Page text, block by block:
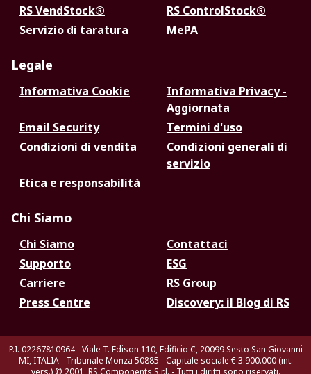
RS VendStock®
RS ControlStock®
Servizio di taratura
MePA
Legale
Informativa Cookie
Informativa Privacy -
Aggiornata
Email Security
Termini d'uso
Condizioni di vendita
Condizioni generali di
servizio
Etica e responsabilità
Chi Siamo
Chi Siamo
Contattaci
Supporto
ESG
Carriere
RS Group
Press Centre
Discovery: il Blog di RS
P.I. 02267810964 - Viale T. Edison 110, Edificio C, 20099 Sesto San Giovanni
MI, ITALIA - Tribunale Monza 50885 - Capitale sociale € 3.900.000 (int.